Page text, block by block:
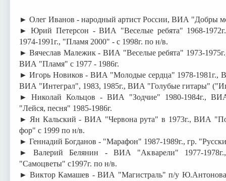
► Олег Иванов - народный артист России, ВИА "Добры
► Юрий Петерсон - ВИА "Веселые ребята" 1968-
1974-1991г., "Пламя 2000" - с 1998г. по н/в.
► Вячеслав Малежик - ВИА "Веселые ребята" 1973-
ВИА "Пламя" с 1977 - 1986г.
► Игорь Новиков - ВИА "Молодые сердца" 1978-1981г.,
ВИА "Интеграл", 1983, 1985г., ВИА "Голубые гитары"
► Николай Кольцов - ВИА "Зодчие" 1980-1984г.,
"Лейся, песня" 1985-1986г.
► Ян Кальский - ВИА "Червона рута" в 1973г., ВИА
фор" с 1999 по н/в.
► Геннадий Богданов - "Марафон" 1987-1989г., гр.
► Валерий Белянин - ВИА "Акварели" 1977-
"Самоцветы" с1997г. по н/в.
► Виктор Камашев - ВИА "Магистраль" п/у